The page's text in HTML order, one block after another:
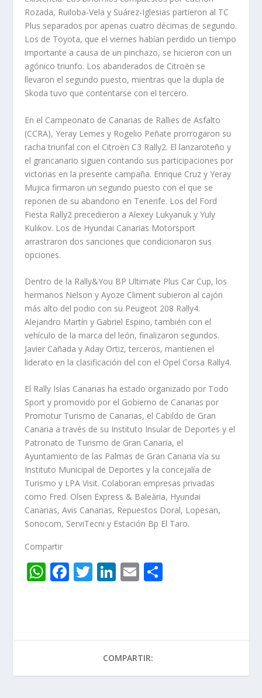
Rozada, Ruiloba-Vela y Suárez-Iglesias partieron al TC
Plus separados por apenas cuatro décimas de segundo.
Los de Toyota, que el viernes habían perdido un tiempo
importante a causa de un pinchazo, se hicieron con un
agónico triunfo. Los abanderados de Citroën se
llevaron el segundo puesto, mientras que la dupla de
Skoda tuvo que contentarse con el tercero.
En el Campeonato de Canarias de Rallies de Asfalto
(CCRA), Yeray Lemes y Rogelio Peñate prorrogaron su
racha triunfal con el Citroën C3 Rally2. El lanzaroteño y
el grancanario siguen contando sus participaciones por
victorias en la presente campaña. Enrique Cruz y Yeray
Mujica firmaron un segundo puesto con el que se
reponen de su abandono en Tenerife. Los del Ford
Fiesta Rally2 precedieron a Alexey Lukyanuk y Yuly
Kulikov. Los de Hyundai Canarias Motorsport
arrastraron dos sanciones que condicionaron sus
opciones.
Dentro de la Rally&You BP Ultimate Plus Car Cup, los
hermanos Nelson y Ayoze Climent subieron al cajón
más alto del podio con su Peugeot 208 Rally4.
Alejandro Martín y Gabriel Espino, también con el
vehículo de la marca del león, finalizaron segundos.
Javier Cañada y Aday Ortiz, terceros, mantienen el
liderato en la clasificación del con el Opel Corsa Rally4.
El Rally Islas Canarias ha estado organizado por Todo
Sport y promovido por el Gobierno de Canarias por
Promotur Turismo de Canarias, el Cabildo de Gran
Canaria a través de su Instituto Insular de Deportes y el
Patronato de Turismo de Gran Canaria, el
Ayuntamiento de las Palmas de Gran Canaria vía su
Instituto Municipal de Deportes y la concejalía de
Turismo y LPA Visit. Colaboran empresas privadas
como Fred. Olsen Express & Baleària, Hyundai
Canarias, Avis Canarias, Repuestos Doral, Lopesan,
Sonocom, ServiTecni y Estación Bp El Taro.
Compartir
W
A
p
F
o
k
T Li
dI
n
E
ar
r
COMPARTIR: